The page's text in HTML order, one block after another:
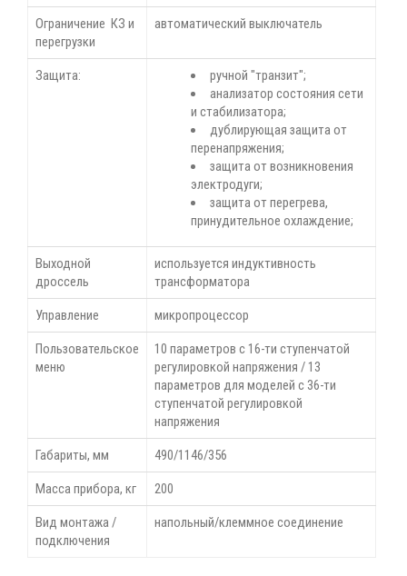
Ограничение КЗ и
перегрузки
автоматический выключатель
Защита:
ручной "транзит";
анализатор состояния сети
и стабилизатора;
дублирующая защита от
перенапряжения;
защита от возникновения
электродуги;
защита от перегрева,
принудительное охлаждение;
Выходной
дроссель
используется индуктивность
трансформатора
Управление микропроцессор
Пользовательское
меню
10 параметров с 16-ти ступенчатой
регулировкой напряжения / 13
параметров для моделей с 36-ти
ступенчатой регулировкой
напряжения
Габариты, мм 490/1146/356
Масса прибора, кг 200
Вид монтажа /
подключения
напольный/клеммное соединение